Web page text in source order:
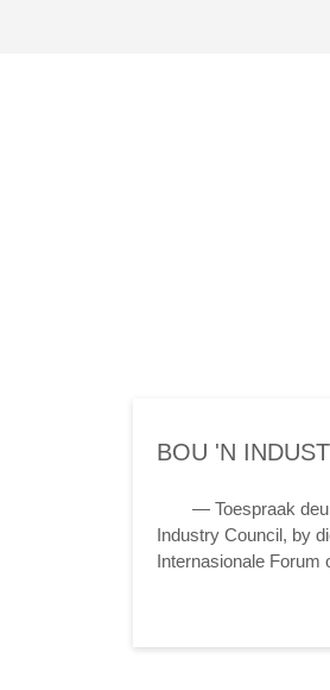
BOU 'N
— Toespraak
Industry Council, by
Internasionale Forum
Materiaal en Nuwe